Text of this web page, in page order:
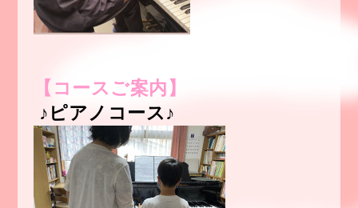
【コースご案内】
♪ピアノコース♪